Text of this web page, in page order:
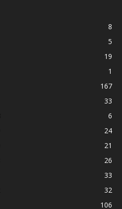
8
5
19
1
167
33
6
24
21
26
33
32
106